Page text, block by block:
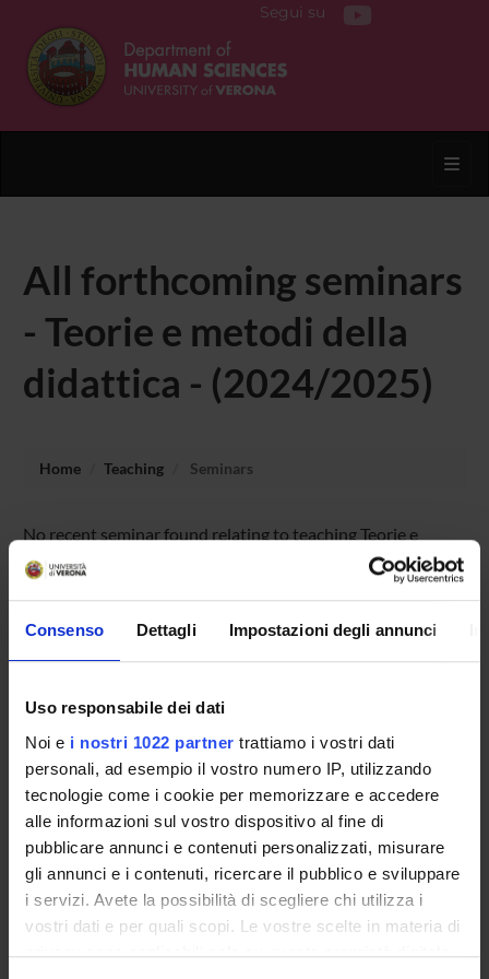
Consenso Dettagli Impostazioni degli annunci
Uso responsabile dei dati
Noi e i nostri 1022 partner trattiamo i vostri dati
personali, ad esempio il vostro numero IP, utilizzando
tecnologie come i cookie per memorizzare e accedere
alle informazioni sul vostro dispositivo al fine di
pubblicare annunci e contenuti personalizzati, misurare
gli annunci e i contenuti, ricercare il pubblico e sviluppare
i servizi. Avete la possibilità di scegliere chi utilizza i
vostri dati e per quali scopi. Le vostre scelte in materia di
privacy sono applicabili solo su questa proprietà digitale
Segui su
All forthcoming seminars
- Teorie e metodi della
didattica - (2024/2025)
Home Teaching Seminars
No recent seminar found relating to teaching Teorie e
metodi della didattica.
STUDYING
COURSES
PHD PROGRAMMES AND POSTGRADUATE
TRAINING
Contacts
People
Places
Calendar